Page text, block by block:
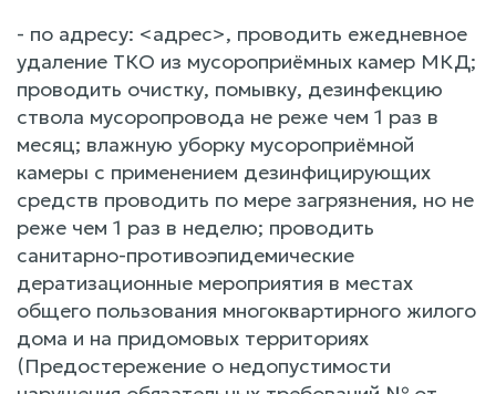
- по адресу: <адрес>, проводить ежедневное
удаление ТКО из мусороприёмных камер МКД;
проводить очистку, помывку, дезинфекцию
ствола мусоропровода не реже чем 1 раз в
месяц; влажную уборку мусороприёмной
камеры с применением дезинфицирующих
средств проводить по мере загрязнения, но не
реже чем 1 раз в неделю; проводить
санитарно-противоэпидемические
дератизационные мероприятия в местах
общего пользования многоквартирного жилого
дома и на придомовых территориях
(Предостережение о недопустимости